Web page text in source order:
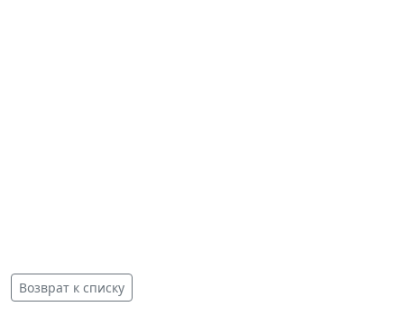
Возврат к списку